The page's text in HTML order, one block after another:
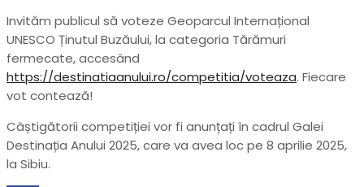
Invităm publicul să voteze Geoparcul Internațional
UNESCO Ținutul Buzăului, la categoria Tărămuri
fermecate, accesând
https://destinatiaanului.ro/competitia/voteaza. Fiecare
vot contează!
Câștigătorii competiției vor fi anunțați în cadrul Galei
Destinația Anului 2025, care va avea loc pe 8 aprilie 2025,
la Sibiu.